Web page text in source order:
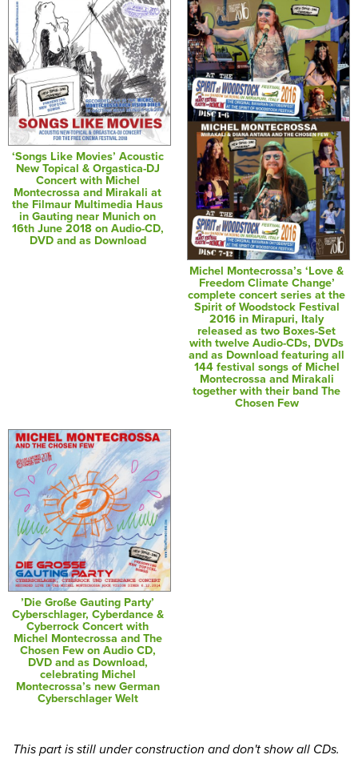
‘Songs Like Movies’ Acoustic
New Topical & Orgastica-DJ
Concert with Michel
Montecrossa and Mirakali at
the Filmaur Multimedia Haus
in Gauting near Munich on
16th June 2018 on Audio-CD,
DVD and as Download
Michel Montecrossa’s ‘Love &
Freedom Climate Change’
complete concert series at the
Spirit of Woodstock Festival
2016 in Mirapuri, Italy
released as two Boxes-Set
with twelve Audio-CDs, DVDs
and as Download featuring all
144 festival songs of Michel
Montecrossa and Mirakali
together with their band The
Chosen Few
’Die Große Gauting Party’
Cyberschlager, Cyberdance &
Cyberrock Concert with
Michel Montecrossa and The
Chosen Few on Audio CD,
DVD and as Download,
celebrating Michel
Montecrossa’s new German
Cyberschlager Welt
This part is still under construction and don't show all CDs.